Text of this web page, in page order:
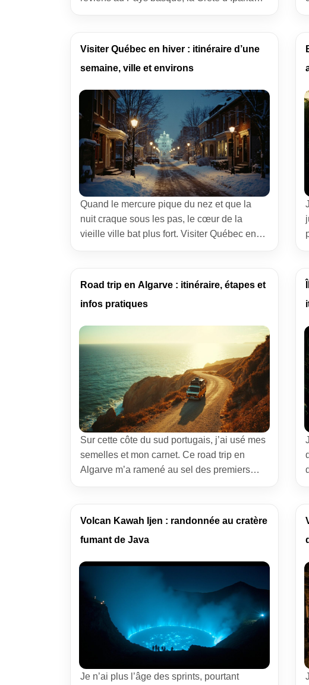
tendu entre France et Espagne, où la
lumière joue sur les rochers rougeoyants et
les vallées profondes. Si vous cherchez […]
Visiter Québec en hiver : itinéraire d’une
semaine, ville et environs
Quand le mercure pique du nez et que la
nuit craque sous les pas, le cœur de la
vieille ville bat plus fort. Visiter Québec en
effluves d’érable et des gestes simples qui
réchauffent. J’ai roulé ma bosse sous bien
des latitudes, […]
Road trip en Algarve : itinéraire, étapes et
infos pratiques
Sur cette côte du sud portugais, j’ai usé mes
semelles et mon carnet. Ce road trip en
Algarve m’a ramené au sel des premiers
vagues qui remet les idées à l’endroit. Si
vous cherchez un itinéraire franc, des étapes
sûres et […]
Volcan Kawah Ijen : randonnée au cratère
fumant de Java
Je n’ai plus l’âge des sprints, pourtant